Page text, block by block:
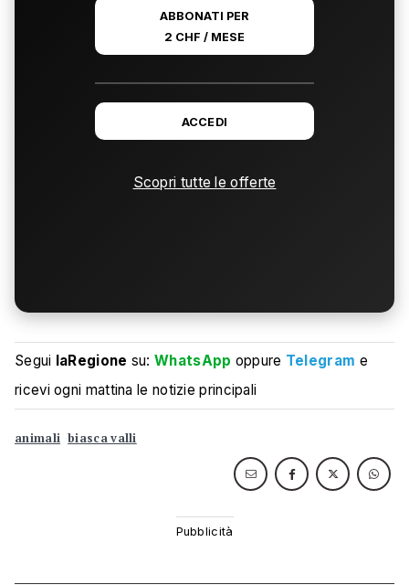
ABBONATI PER
2 CHF / MESE
ACCEDI
Scopri tutte le offerte
Segui laRegione su:WhatsApp oppure Telegram e
ricevi ogni mattina le notizie principali
animali biasca valli